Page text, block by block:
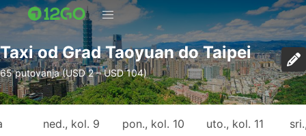
Taxi od Grad Taoyuan do Taipei
65 putovanja (USD 2 – USD 104)
ned., kol. 9 pon., kol. 10 uto., kol. 11